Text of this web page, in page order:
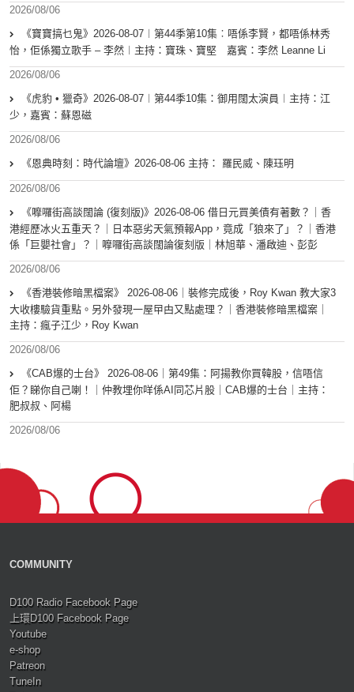
2026/08/06
《寶寶搞乜鬼》2026-08-07︱第44季第10集︰唔係李賢，都唔係林秀
怡，佢係獨立歌手 – 李然︱主持：寶珠、寶堅 嘉賓：李然 Leanne Li
2026/08/06
《虎豹 • 獵奇》2026-08-07︱第44季10集：御用闊太演員︱主持：江
少，嘉賓：蘇恩磁
2026/08/06
《恩典時刻：時代論壇》2026-08-06 主持： 羅民威、陳珏明
2026/08/06
《嚤囉街高談闊論 (復刻版)》2026-08-06 借日元買美債有著數？｜香
港經歷冰火五重天？｜日本惡劣天氣預報App，竟成「狼來了」？｜香港
係「巨嬰社會」？｜嚤囉街高談闊論復刻版｜林旭華、潘啟迪、彭彭
2026/08/06
《香港裝修暗黑檔案》 2026-08-06｜裝修完成後，Roy Kwan 教大家3
大收樓驗貨重點。另外發現一屋曱甴又點處理？｜香港裝修暗黑檔案｜
主持：瘋子江少，Roy Kwan
2026/08/06
《CAB爆的士台》 2026-08-06｜第49集：阿揚教你買韓股，信唔信
佢？睇你自己喇！｜仲教埋你咩係AI同芯片股｜CAB爆的士台｜主持：
肥叔叔、阿楊
2026/08/06
COMMUNITY
D100 Radio Facebook Page
上環D100 Facebook Page
Youtube
e-shop
Patreon
TuneIn